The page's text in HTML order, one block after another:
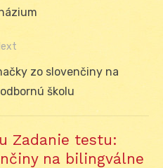
zo slovenčiny na
školu
Zadanie testu:
na bilingválne